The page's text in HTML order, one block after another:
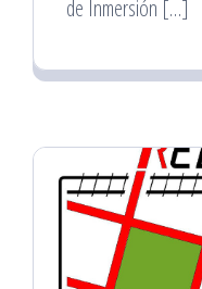
de Inmersión […]